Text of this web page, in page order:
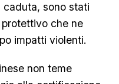
caduta, sono stati
che ne
impatti violenti.
non teme